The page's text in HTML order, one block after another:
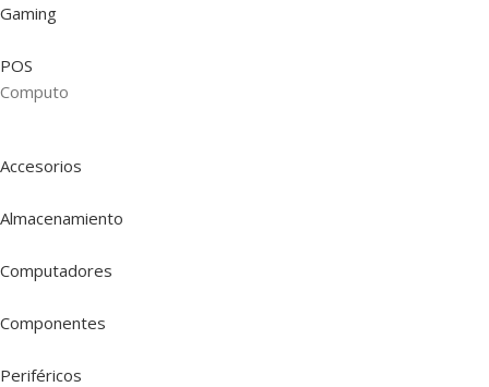
Gaming
POS
Computo
Accesorios
Almacenamiento
Computadores
Componentes
Periféricos